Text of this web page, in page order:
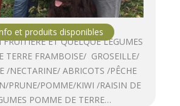
ET QUELQUE LÉGUMES
TERRE FRAMBOISE/ GROSEILLE/
/NECTARINE/ ABRICOTS /PÊCHE
PRUNE/POMME/KIWI /RAISIN DE
POMME DE TERRE…